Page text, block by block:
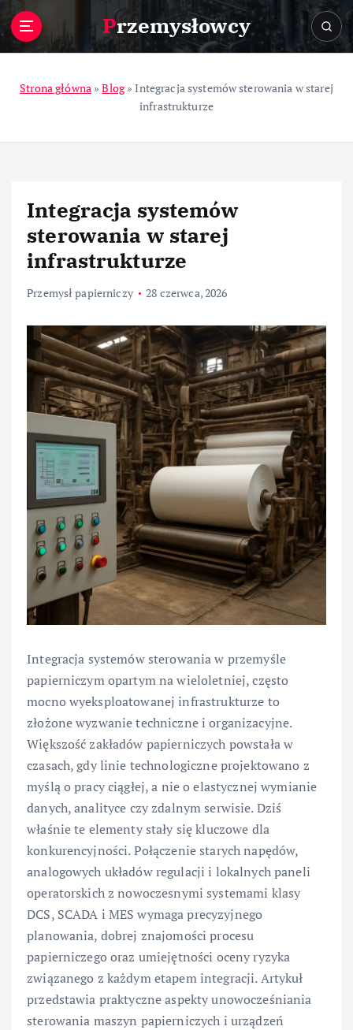
Przemysłowcy
Strona główna»Blog»Integracja systemów sterowania w starej
infrastrukturze
Integracja systemów
sterowania w starej
infrastrukturze
Przemysł papierniczy 28 czerwca, 2026
Integracja systemów sterowania w przemyśle
papierniczym opartym na wieloletniej, często
mocno wyeksploatowanej infrastrukturze to
złożone wyzwanie techniczne i organizacyjne.
Większość zakładów papierniczych powstała w
czasach, gdy linie technologiczne projektowano z
myślą o pracy ciągłej, a nie o elastycznej wymianie
danych, analityce czy zdalnym serwisie. Dziś
właśnie te elementy stały się kluczowe dla
konkurencyjności. Połączenie starych napędów,
analogowych układów regulacji i lokalnych paneli
operatorskich z nowoczesnymi systemami klasy
DCS, SCADA i MES wymaga precyzyjnego
planowania, dobrej znajomości procesu
papierniczego oraz umiejętności oceny ryzyka
związanego z każdym etapem integracji. Artykuł
przedstawia praktyczne aspekty unowocześniania
sterowania maszyn papierniczych i urządzeń